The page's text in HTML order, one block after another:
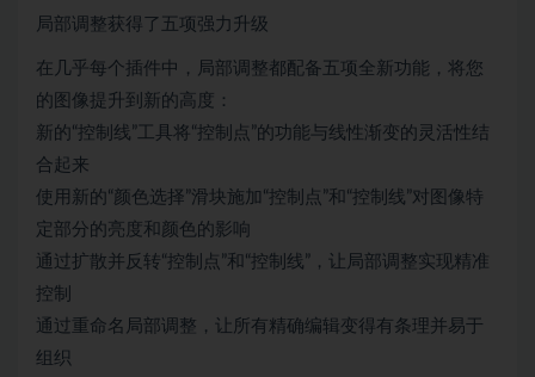
局部调整获得了五项强力升级
在几乎每个插件中，局部调整都配备五项全新功能，将您
的图像提升到新的高度：
新的“控制线”工具将“控制点”的功能与线性渐变的灵活性结
合起来
使用新的“颜色选择”滑块施加“控制点”和“控制线”对图像特
定部分的亮度和颜色的影响
通过扩散并反转“控制点”和“控制线”，让局部调整实现精准
控制
通过重命名局部调整，让所有精确编辑变得有条理并易于
组织